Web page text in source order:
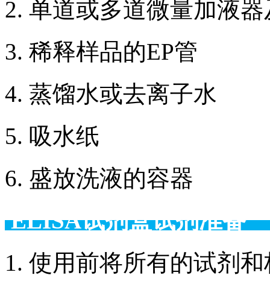
2. 单道或多道微量加液
3. 稀释样品的EP管
4. 蒸馏水或去离子水
5. 吸水纸
6. 盛放洗液的容器
ELISA试剂盒试剂准备
1. 使用前将所有的试剂